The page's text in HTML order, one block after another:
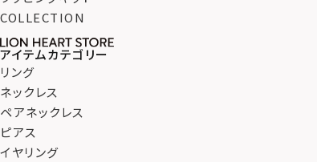
COLLECTION
アイテムカテゴリー
リング
ネックレス
ペアネックレス
ピアス
イヤリング